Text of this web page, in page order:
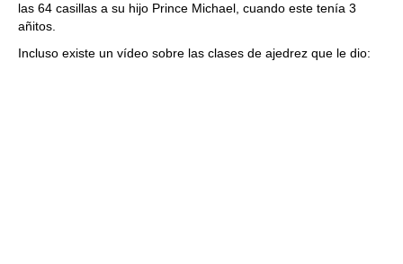
las 64 casillas a su hijo Prince Michael, cuando este tenía 3
añitos.
Incluso existe un vídeo sobre las clases de ajedrez que le dio: